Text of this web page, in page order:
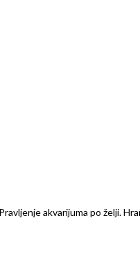
akvarijuma po želji.